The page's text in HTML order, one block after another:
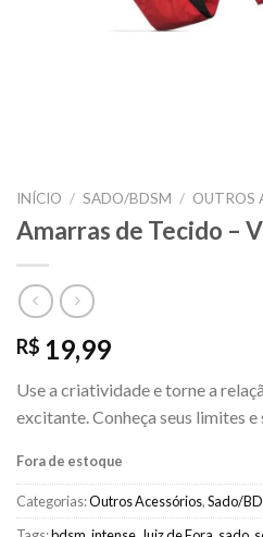
INÍCIO / SADO/BDSM / OUTROS
Amarras de Tecido –
R$ 19,99
Use a criatividade e torne a
excitante. Conheça seus limites e
Fora de estoque
Categorias:Outros Acessórios,Sado/